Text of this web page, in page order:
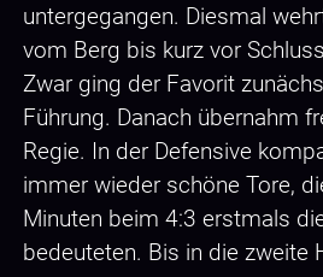
untergegangen. Diesmal
vom Berg bis kurz vor
Zwar ging der Favorit
Führung. Danach übernahm
Regie. In der Defensive
immer wieder schöne Tore,
Minuten beim 4:3 erstmals
bedeuteten. Bis in die zweite